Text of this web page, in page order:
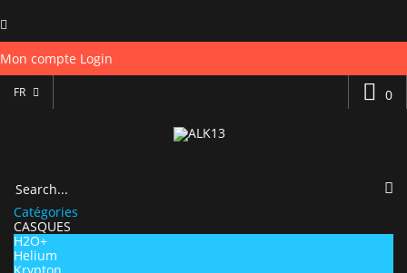
Mon compte Login
0
FR
Catégories
CASQUES
H2O+
Helium